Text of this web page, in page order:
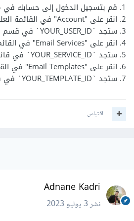
1. قم بتسجيل الدخول إلى حسابك في موقع EmailJS.
2. انقر على "Account" في القائمة العلوية.
3. ستجد `YOUR_USER_ID` في قسم "
4. انقر على "Email Services" في القائمة العلوية.
5. ستجد `YOUR_SERVICE_ID` في قائمة الخدمات المتاحة.
6. انقر على "Email Templates" في القائمة العلوية.
7. ستجد `YOUR_TEMPLATE_ID` في قائمة القوالب المتاحة.
اقتباس
Adnane Kadri
نشر3 يوليو 2023